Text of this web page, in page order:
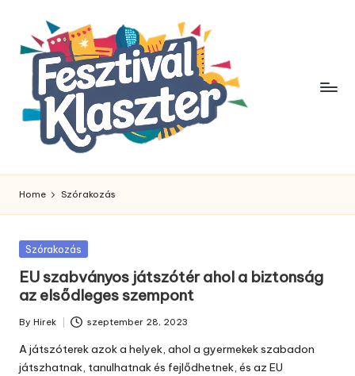
content
Home Szórakozás
Posted
Szórakozás
EU szabványos játszótér ahol a biztonság
az elsődleges szempont
Posted
by
By Hirek szeptember 28, 2023
A játszóterek azok a helyek, ahol a gyermekek szabadon
játszhatnak, tanulhatnak és fejlődhetnek, és az EU